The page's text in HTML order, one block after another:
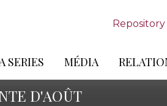
Repository
SERIES MÉDIA
D'AOÛT